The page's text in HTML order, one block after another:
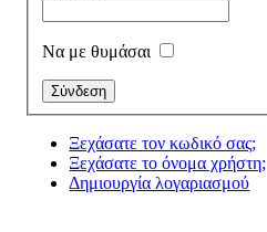
Να με θυμάσαι
Ξεχάσατε τον κωδικό σας;
Ξεχάσατε το όνομα χρήστη;
Δημιουργία λογαριασμού